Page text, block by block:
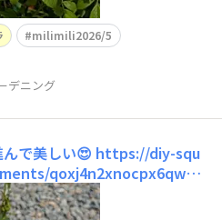
milimili2026/5
デニング
で美しい😍 ​https://diy-squ
qoxj4n2xnocpx6qw本
ります🤗次のコも綺麗🩷この